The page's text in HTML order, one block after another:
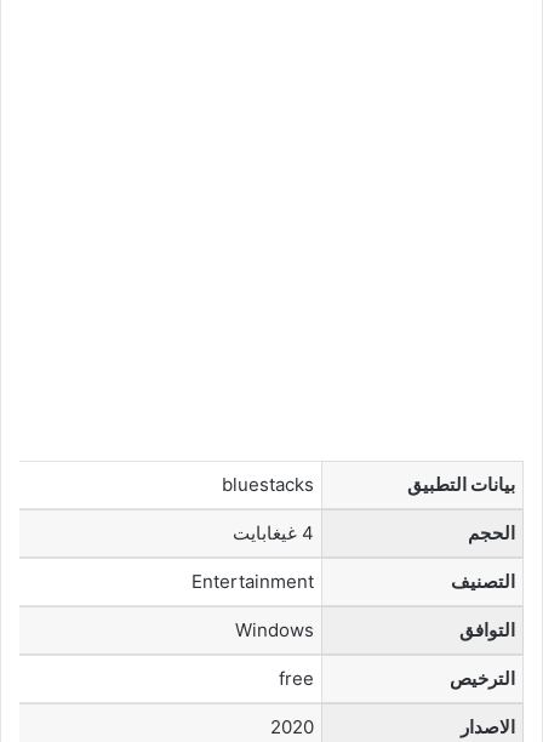
بيانات التطبيق bluestacks
الحجم 4 غيغابايت
التصنيف Entertainment
التوافق Windows
الترخيص free
الاصدار 2020